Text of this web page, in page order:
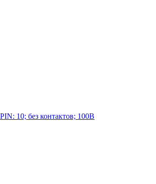
10; без контактов; 100В